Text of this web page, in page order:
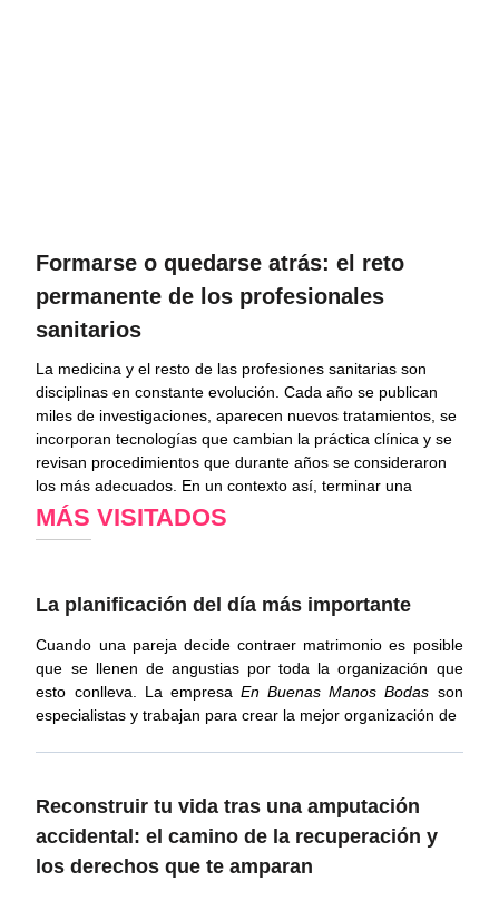
Formarse o quedarse atrás: el reto
permanente de los profesionales
sanitarios
La medicina y el resto de las profesiones sanitarias son
disciplinas en constante evolución. Cada año se publican
miles de investigaciones, aparecen nuevos tratamientos, se
incorporan tecnologías que cambian la práctica clínica y se
revisan procedimientos que durante años se consideraron
los más adecuados. En un contexto así, terminar una
MÁS VISITADOS
La planificación del día más importante
Cuando una pareja decide contraer matrimonio es posible
que se llenen de angustias por toda la organización que
esto conlleva. La empresa En Buenas Manos Bodas son
especialistas y trabajan para crear la mejor organización de
Reconstruir tu vida tras una amputación
accidental: el camino de la recuperación y
los derechos que te amparan